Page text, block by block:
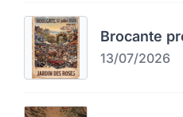
Brocante
13/07/2026